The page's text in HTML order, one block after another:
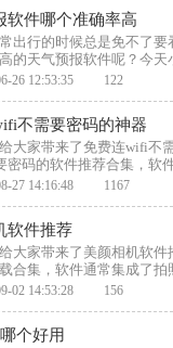
软件哪个准确率高
出行的时候总是免不了
的天气预报软件呢？今天
件哪个准确率高,准确率高
26 12:53:35 122
不需要密码的神器
大家带来了免费连wifi不
密码的软件推荐合集，软
所有可用的WiFi网络，并提
27 14:16:48 1167
软件推荐
大家带来了美颜相机软件
合集，软件通常集成了拍
效果，如人像、风景、美食
02 14:53:28 156
个好用